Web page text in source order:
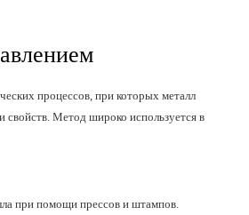
процессов, при которых металл
Метод широко используется в
при помощи прессов и штампов.